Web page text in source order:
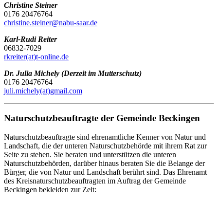
Christine Steiner
0176 20476764
christine.steiner@nabu-saar.de
Karl-Rudi Reiter
06832-7029
rkreiter(at)t-online.de
Dr. Julia Michely (Derzeit im Mutterschutz)
0176 20476764
juli.michely(at)gmail.com
Naturschutzbeauftragte der Gemeinde Beckingen
Naturschutzbeauftragte sind ehrenamtliche Kenner von Natur und
Landschaft, die der unteren Naturschutzbehörde mit ihrem Rat zur
Seite zu stehen. Sie beraten und unterstützen die unteren
Naturschutzbehörden, darüber hinaus beraten Sie die Belange der
Bürger, die von Natur und Landschaft berührt sind. Das Ehrenamt
des Kreisnaturschutzbeauftragten im Auftrag der Gemeinde
Beckingen bekleiden zur Zeit: